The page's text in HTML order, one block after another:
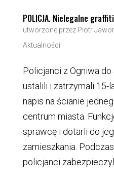
POLICJA. Nielegalne
utworzone przez Piotr
Aktualności
Policjanci z Ogniwa
ustalili i zatrzymali 15-
napis na ścianie
centrum miasta.
sprawcę i dotarli do
zamieszkania.
policjanci